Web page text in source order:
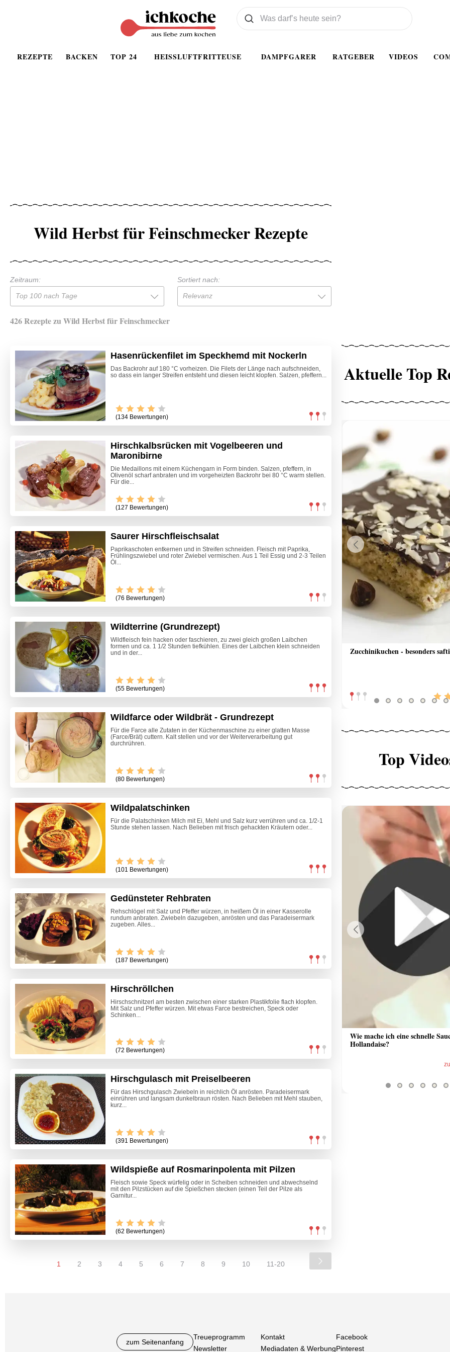
REZEPTE BACKEN TOP 24 HEISSLUFTFRITTEUSE DAMPFGARER RATGEBER VIDEOS
Was wollen Sie suchen
Suchen
Wild Herbst für Feinschmecker Rezepte
Zeitraum:
Top 100 nach Tage
Sortiert nach:
Relevanz
426 Rezepte zu Wild Herbst für Feinschmecker
Hasenrückenfilet im Speckhemd mit Nockerln
Das Backrohr auf 180 °C vorheizen. Die Filets der Länge nach aufschneiden,
so dass ein langer Streifen entsteht und diesen leicht klopfen. Salzen, pfeffern...
(134 Bewertungen)
Hirschkalbsrücken mit Vogelbeeren und
Maronibirne
Die Medaillons mit einem Küchengarn in Form binden. Salzen, pfeffern, in
Olivenöl scharf anbraten und im vorgeheizten Backrohr bei 80 °C warm stellen.
Für die...
(127 Bewertungen)
Saurer Hirschfleischsalat
Paprikaschoten entkernen und in Streifen schneiden. Fleisch mit Paprika,
Frühlingszwiebel und roter Zwiebel vermischen. Aus 1 Teil Essig und 2-3 Teilen
Öl...
(76 Bewertungen)
Wildterrine (Grundrezept)
Wildfleisch fein hacken oder faschieren, zu zwei gleich großen Laibchen
formen und ca. 1 1/2 Stunden tiefkühlen. Eines der Laibchen klein schneiden
und in der...
(55 Bewertungen)
Wildfarce oder Wildbrät - Grundrezept
Für die Farce alle Zutaten in der Küchenmaschine zu einer glatten Masse
(Farce/Brät) cuttern. Kalt stellen und vor der Weiterverarbeitung gut
durchrühren.
(80 Bewertungen)
Wildpalatschinken
Für die Palatschinken Milch mit Ei, Mehl und Salz kurz verrühren und ca. 1/2-1
Stunde stehen lassen. Nach Belieben mit frisch gehackten Kräutern oder...
(101 Bewertungen)
Gedünsteter Rehbraten
Rehschlögel mit Salz und Pfeffer würzen, in heißem Öl in einer Kasserolle
rundum anbraten. Zwiebeln dazugeben, anrösten und das Paradeisermark
zugeben. Alles...
(187 Bewertungen)
Hirschröllchen
Hirschschnitzerl am besten zwischen einer starken Plastikfolie flach klopfen.
Mit Salz und Pfeffer würzen. Mit etwas Farce bestreichen, Speck oder
Schinken...
(72 Bewertungen)
Hirschgulasch mit Preiselbeeren
Für das Hirschgulasch Zwiebeln in reichlich Öl anrösten. Paradeisermark
einrühren und langsam dunkelbraun rösten. Nach Belieben mit Mehl stauben,
kurz...
(391 Bewertungen)
Wildspieße auf Rosmarinpolenta mit Pilzen
Fleisch sowie Speck würfelig oder in Scheiben schneiden und abwechselnd
mit den Pilzstücken auf die Spießchen stecken (einen Teil der Pilze als
Garnitur...
(62 Bewertungen)
1 2 3 4 5 6 7 8 9 10 11-20
Aktuelle Top
Zucchinikuchen - besonders
Klassische Schinkenfleckerl
Previous
Top
Wie mache ich eine schnelle
Hollandaise?
Previous
zum Seitenanfang
Treueprogramm
Newsletter
Kontakt
Mediadaten & Werbung
Facebook
Pinterest